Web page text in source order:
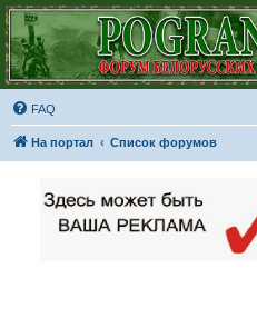
FAQ
На портал Список форумов